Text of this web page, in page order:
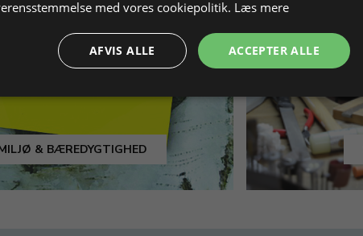
& BÆREDYGTIGHED
med vores cookiepolitik. Læs mere
ACCEPTER ALLE
AFVIS ALLE